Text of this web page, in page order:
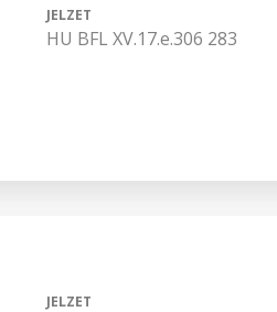
JELZET
HU BFL XV.17.e.306 283
JELZET